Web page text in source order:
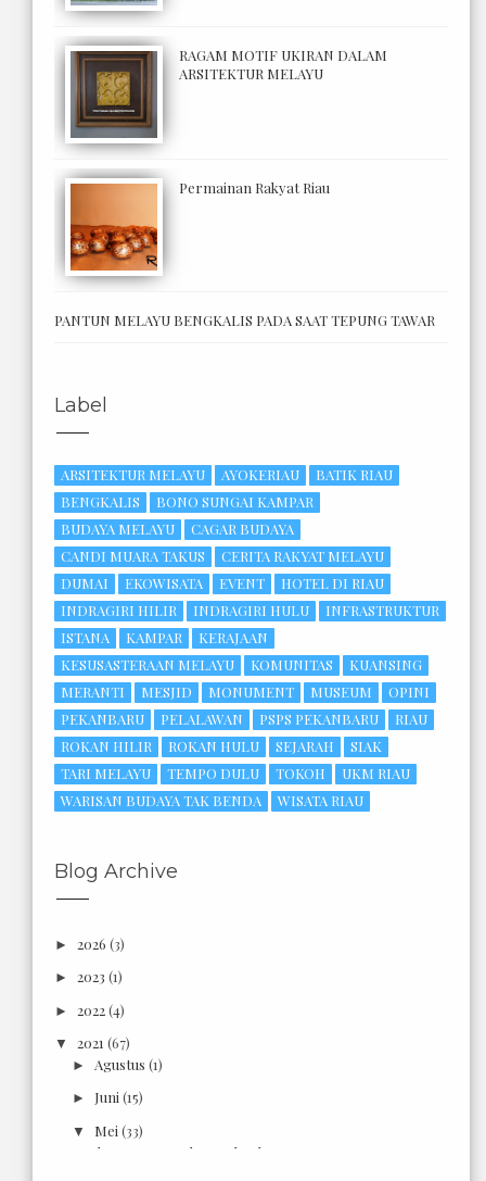
RAGAM MOTIF UKIRAN DALAM
ARSITEKTUR MELAYU
Permainan Rakyat Riau
PANTUN MELAYU BENGKALIS PADA SAAT TEPUNG TAWAR
Label
ARSITEKTUR MELAYU AYOKERIAU
BATIK RIAU
BENGKALIS
BONO SUNGAI KAMPAR
BUDAYA MELAYU
CAGAR BUDAYA
CANDI MUARA TAKUS
CERITA RAKYAT MELAYU
DUMAI
EKOWISATA EVENT
HOTEL DI RIAU
INDRAGIRI HILIR
INDRAGIRI HULU
INFRASTRUKTUR
ISTANA
KAMPAR
KERAJAAN
KESUSASTERAAN MELAYU
KOMUNITAS
KUANSING
MERANTI
MESJID MONUMENT MUSEUM
OPINI
PEKANBARU
PELALAWAN PSPS PEKANBARU
RIAU
ROKAN HILIR
ROKAN HULU SEJARAH
SIAK
TARI MELAYU
TEMPO DULU TOKOH
UKM RIAU
WARISAN BUDAYA TAK BENDA
WISATA RIAU
Blog Archive
► 2026 (3)
► 2023 (1)
► 2022(4)
▼ 2021 (67)
► Agustus (1)
► Juni (15)
▼ Mei (33)
Eks. Pesanggrahan Belanda